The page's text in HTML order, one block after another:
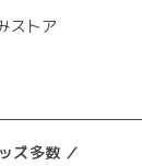
ストア
ズ多数 ／